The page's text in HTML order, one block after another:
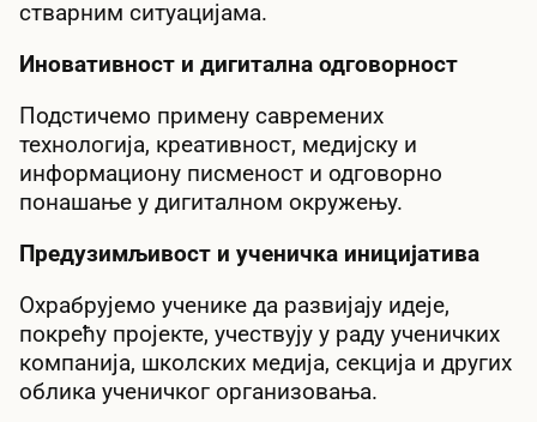
стварним ситуацијама.
Иновативност и дигитална одговорност
Подстичемо примену савремених
технологија, креативност, медијску и
информациону писменост и одговорно
понашање у дигиталном окружењу.
Предузимљивост и ученичка иницијатива
Охрабрујемо ученике да развијају идеје,
покрећу пројекте, учествују у раду ученичких
компанија, школских медија, секција и других
облика ученичког организовања.